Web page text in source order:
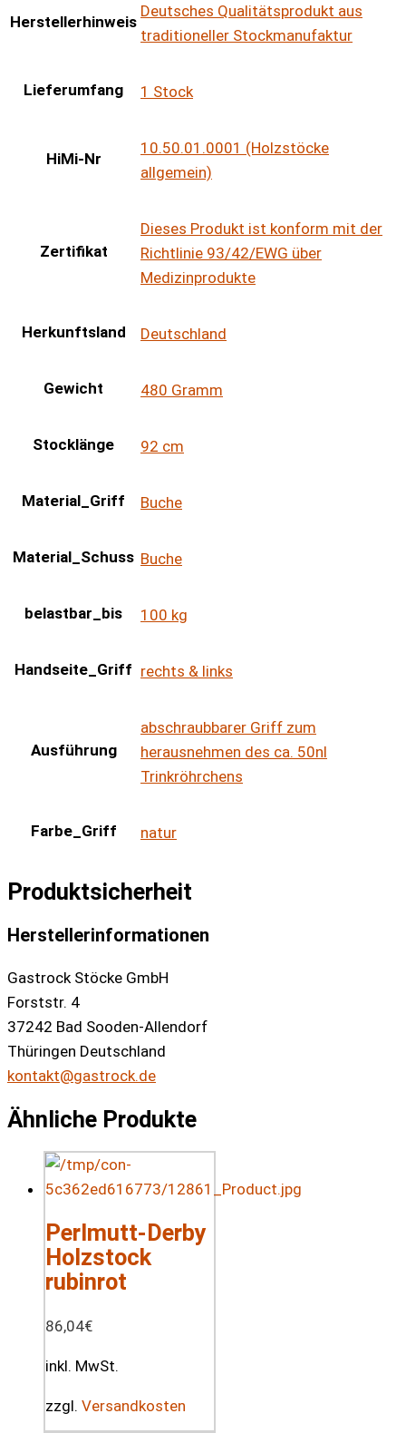
Herstellerhinweis
Deutsches Qualitätsprodukt aus
traditioneller Stockmanufaktur
Lieferumfang 1 Stock
HiMi-Nr
10.50.01.0001 (Holzstöcke
allgemein)
Zertifikat
Dieses Produkt ist konform mit der
Richtlinie 93/42/EWG über
Medizinprodukte
Herkunftsland Deutschland
Gewicht 480 Gramm
Stocklänge 92 cm
Material_Griff Buche
Material_Schuss Buche
belastbar_bis 100 kg
Handseite_Griff rechts & links
Ausführung
abschraubbarer Griff zum
herausnehmen des ca. 50nl
Trinkröhrchens
Farbe_Griff natur
Produktsicherheit
Herstellerinformationen
Gastrock Stöcke GmbH
Forststr. 4
37242 Bad Sooden-Allendorf
Thüringen Deutschland
kontakt@gastrock.de
Ähnliche Produkte
Perlmutt-Derby
Holzstock
rubinrot
86,04€
inkl. MwSt.
zzgl. Versandkosten